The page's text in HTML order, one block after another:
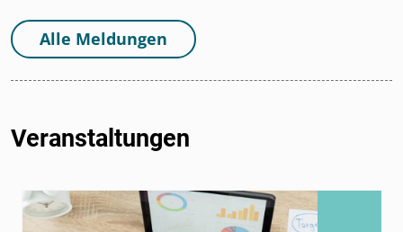
Alle Meldungen
Veranstaltungen